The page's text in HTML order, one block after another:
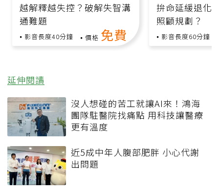
越解釋越失控？破解失智溝
通難題
影音長度40分鐘 價格 免費
拚命延緩退化
照顧規劃？
影音長度60分鐘
延伸閱讀
沒人想碰的苦工就讓AI來！鴻海
團隊駐醫院找痛點 用科技讓醫療
更有溫度
近5成中年人腹部肥胖 小心代謝
出問題